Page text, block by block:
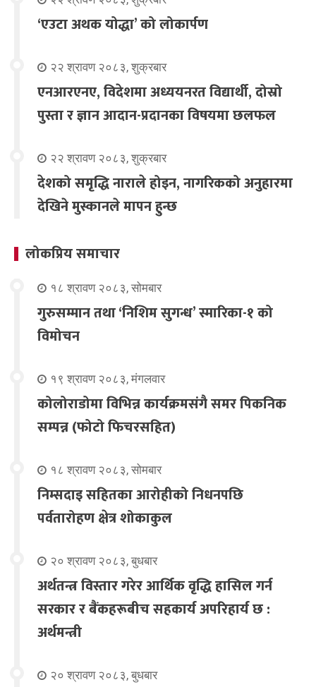
‘एउटा अथक योद्धा’ को लोकार्पण
२२ श्रावण २०८३, शुक्रबार
एनआरएनए, विदेशमा अध्ययनरत विद्यार्थी, दोस्रो
पुस्ता र ज्ञान आदान-प्रदानका विषयमा छलफल
२२ श्रावण २०८३, शुक्रबार
देशको समृद्धि नाराले होइन, नागरिकको अनुहारमा
देखिने मुस्कानले मापन हुन्छ
लोकप्रिय समाचार
१८ श्रावण २०८३, सोमबार
गुरुसम्मान तथा ‘निशिम सुगन्ध’ स्मारिका-१ को
विमोचन
१९ श्रावण २०८३, मंगलवार
कोलोराडोमा विभिन्न कार्यक्रमसंगै समर पिकनिक
सम्पन्न (फोटो फिचरसहित)
१८ श्रावण २०८३, सोमबार
निम्सदाइ सहितका आरोहीको निधनपछि
पर्वतारोहण क्षेत्र शोकाकुल
२० श्रावण २०८३, बुधबार
अर्थतन्त्र विस्तार गरेर आर्थिक वृद्धि हासिल गर्न
सरकार र बैंकहरूबीच सहकार्य अपरिहार्य छ :
अर्थमन्त्री
२० श्रावण २०८३, बुधबार